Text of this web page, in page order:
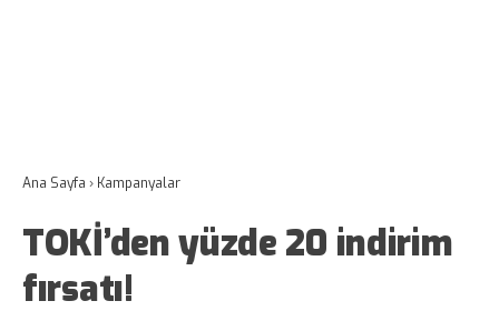
Ana Sayfa › Kampanyalar
TOKİ’den yüzde 20 indirim
fırsatı!